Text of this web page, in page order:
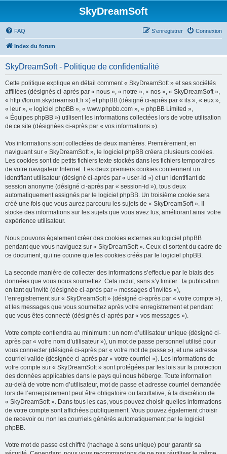
SkyDreamSoft
FAQ Connexion
S’enregistrer
Index du forum
SkyDreamSoft - Politique de confidentialité
Cette politique explique en détail comment « SkyDreamSoft » et ses sociétés
affiliées (désignés ci-après par « nous », « notre », « nos », « SkyDreamSoft »,
« http://forum.skydreamsoft.fr ») et phpBB (désigné ci-après par « ils », « eux »,
« leur », « logiciel phpBB », « www.phpbb.com », « phpBB Limited »,
« Équipes phpBB ») utilisent les informations collectées lors de votre utilisation
de ce site (désignées ci-après par « vos informations »).
Vos informations sont collectées de deux manières. Premièrement, en
naviguant sur « SkyDreamSoft », le logiciel phpBB créera plusieurs cookies.
Les cookies sont de petits fichiers texte stockés dans les fichiers temporaires
de votre navigateur Internet. Les deux premiers cookies contiennent un
identifiant utilisateur (désigné ci-après par « user-id ») et un identifiant de
session anonyme (désigné ci-après par « session-id »), tous deux
automatiquement assignés par le logiciel phpBB. Un troisième cookie sera
créé une fois que vous aurez parcouru les sujets de « SkyDreamSoft ». Il
stocke des informations sur les sujets que vous avez lus, améliorant ainsi votre
expérience utilisateur.
Nous pouvons également créer des cookies externes au logiciel phpBB
pendant que vous naviguez sur « SkyDreamSoft ». Ceux-ci sortent du cadre de
ce document, qui ne couvre que les cookies créés par le logiciel phpBB.
La seconde manière de collecter des informations s’effectue par le biais des
données que vous nous soumettez. Cela inclut, sans s’y limiter : la publication
en tant qu’invité (désignée ci-après par « messages d’invités »),
l’enregistrement sur « SkyDreamSoft » (désigné ci-après par « votre compte »),
et les messages que vous soumettez après votre enregistrement et pendant
que vous êtes connecté (désignés ci-après par « vos messages »).
Votre compte contiendra au minimum : un nom d’utilisateur unique (désigné ci-
après par « votre nom d’utilisateur »), un mot de passe personnel utilisé pour
vous connecter (désigné ci-après par « votre mot de passe »), et une adresse
courriel valide (désignée ci-après par « votre courriel »). Les informations de
votre compte sur « SkyDreamSoft » sont protégées par les lois sur la protection
des données applicables dans le pays qui nous héberge. Toute information
au-delà de votre nom d’utilisateur, mot de passe et adresse courriel demandée
lors de l’enregistrement peut être obligatoire ou facultative, à la discrétion de
« SkyDreamSoft ». Dans tous les cas, vous pouvez choisir quelles informations
de votre compte sont affichées publiquement. Vous pouvez également choisir
de recevoir ou non les courriels générés automatiquement par le logiciel
phpBB.
Votre mot de passe est chiffré (hachage à sens unique) pour garantir sa